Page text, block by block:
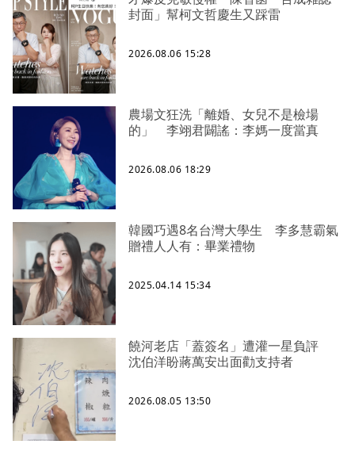
封面」幫柯文哲慶生又踩雷
2026.08.06 15:28
農場文狂洗「離婚、女兒不是檢場
的」 李翊君闢謠：李媽一度當真
2026.08.06 18:29
韓國巧遇8名台灣大學生 李多慧霸氣
贈禮人人有：畢業禮物
2025.04.14 15:34
饒河老店「蓋簽名」遭灌一星負評
沈伯洋盼蔣萬安出面勸支持者
2026.08.05 13:50